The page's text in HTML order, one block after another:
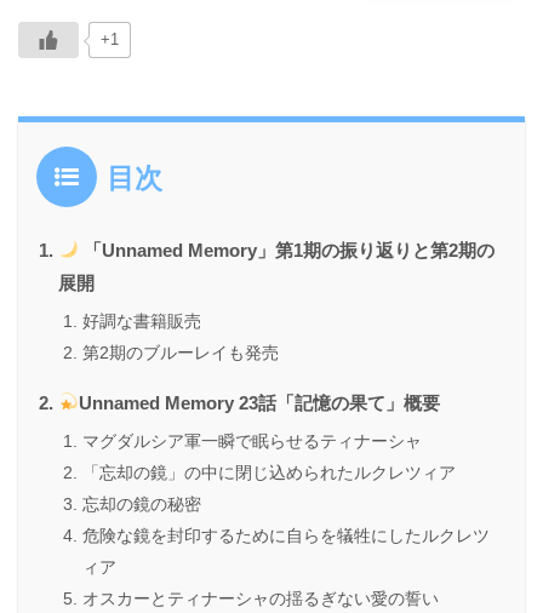
+1
目次
「Unnamed Memory」第1期の振り返りと第2期の
展開
好調な書籍販売
第2期のブルーレイも発売
Unnamed Memory 23話「記憶の果て」概要
マグダルシア軍一瞬で眠らせるティナーシャ
「忘却の鏡」の中に閉じ込められたルクレツィア
忘却の鏡の秘密
危険な鏡を封印するために自らを犠牲にしたルクレツ
ィア
オスカーとティナーシャの揺るぎない愛の誓い